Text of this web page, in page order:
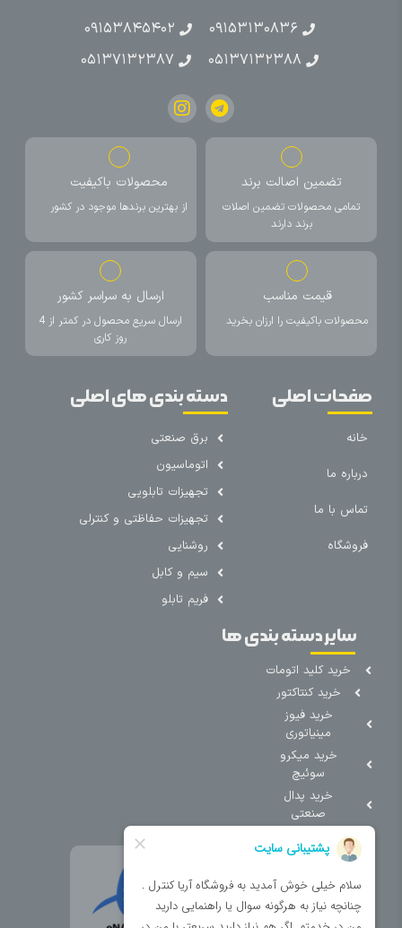
۰۹۱۵۳۱۳۰۸۳۶
۰۹۱۵۳۸۴۵۴۰۲
۰۵۱۳۷۱۳۲۳۸۸
۰۵۱۳۷۱۳۲۳۸۷
تضمین اصالت برند
تمامی محصولات تضمین اصلات
برند دارند
محصولات باکیفیت
از بهترین برندها موجود در کشور
قیمت مناسب
محصولات باکیفیت را ارزان بخرید
ارسال به سراسر کشور
ارسال سریع محصول در کمتر از 4
روز کاری
صفحات اصلی
خانه
درباره ما
تماس با ما
فروشگاه
دسته بندی های اصلی
برق صنعتی
اتوماسیون
تجهیزات تابلویی
تجهیزات حفاظتی و کنترلی
روشنایی
سیم و کابل
فریم تابلو
سایر دسته بندی ها
خرید کلید اتومات
خرید کنتاکتور
خرید فیوز
مینیاتوری
خرید میکرو
سوئیچ
خرید پدال
صنعتی